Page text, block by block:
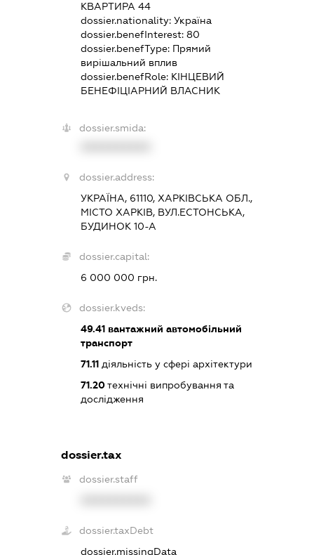
КВАРТИРА 44
dossier.nationality:Україна
dossier.benefInterest:80
dossier.benefType: Прямий
вирішальний вплив
dossier.benefRole: КІНЦЕВИЙ
БЕНЕФІЦІАРНИЙ ВЛАСНИК
dossier.smida:
dossier.address:
УКРАЇНА, 61110, ХАРКІВСЬКА ОБЛ.,
МІСТО ХАРКІВ, ВУЛ.ЕСТОНСЬКА,
БУДИНОК 10-А
dossier.capital:
6 000 000 грн.
dossier.kveds:
49.41 вантажний автомобільний
транспорт
71.11 діяльність у сфері архітектури
71.20технічні випробування та
дослідження
dossier.tax
dossier.staff
dossier.taxDebt
dossier.missingData